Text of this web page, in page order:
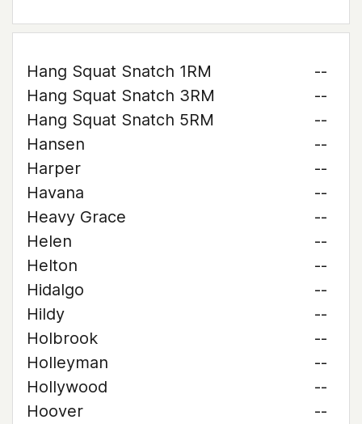
Hang Squat Snatch 1RM
--
Hang Squat Snatch 3RM
--
Hang Squat Snatch 5RM
--
Hansen
--
Harper
--
Havana
--
Heavy Grace
--
Helen
--
Helton
--
Hidalgo
--
Hildy
--
Holbrook
--
Holleyman
--
Hollywood
--
Hoover
--